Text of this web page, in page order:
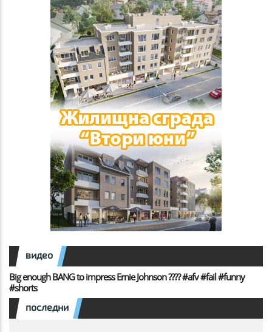
видео
Big enough BANG to impress Ernie Johnson ???? #afv #fail #funny
#shorts
последни